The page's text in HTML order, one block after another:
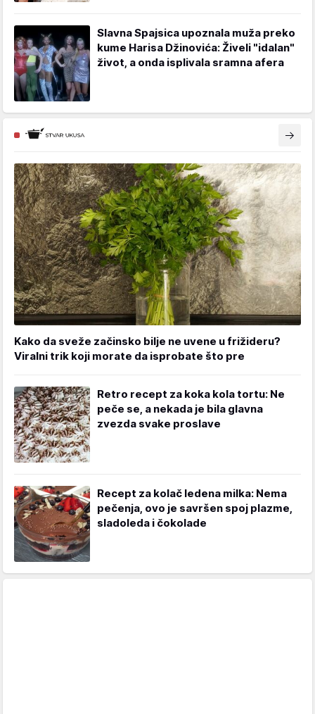
Slavna Spajsica upoznala muža preko
kume Harisa Džinovića: Živeli "idalan"
život, a onda isplivala sramna afera
Kako da sveže začinsko bilje ne uvene u frižideru?
Viralni trik koji morate da isprobate što pre
Retro recept za koka kola tortu: Ne
peče se, a nekada je bila glavna
zvezda svake proslave
Recept za kolač ledena milka: Nema
pečenja, ovo je savršen spoj plazme,
sladoleda i čokolade